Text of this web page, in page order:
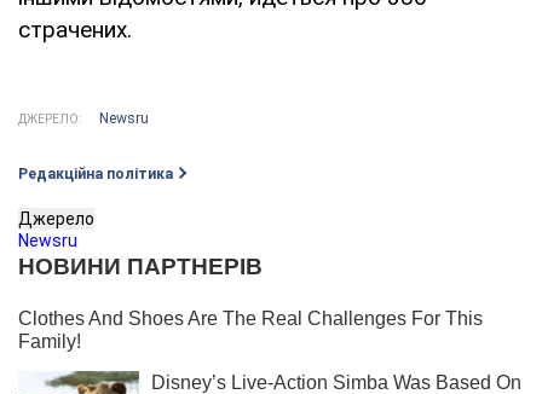
страчених.
ДЖЕРЕЛО: Newsru
Редакційна політика
Джерело
Newsru